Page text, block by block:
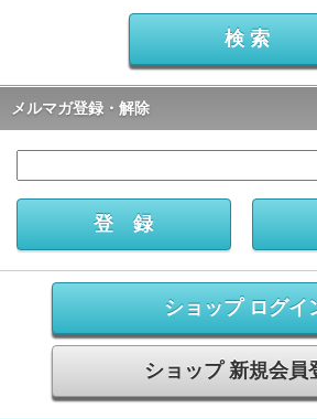
メルマガ登録・解除
ショップ ログイ
ショップ 新規会員